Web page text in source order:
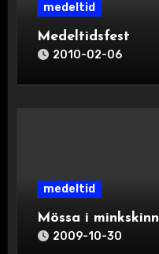
medeltid
Medeltidsfest
2010-02-06
medeltid
Mössa i minkskinn
2009-10-30